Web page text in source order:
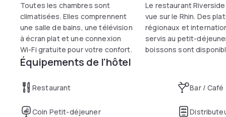
Toutes les chambres sont
climatisées. Elles comprennent
une salle de bains, une télévision
à écran plat et une connexion
Wi-Fi gratuite pour votre confort.
Le restaurant
vue sur le Rhin. Des
régionaux et
servis au petit-
boissons sont
Équipements de l'hôtel
Restaurant Bar / Café
Coin Petit-déjeuner